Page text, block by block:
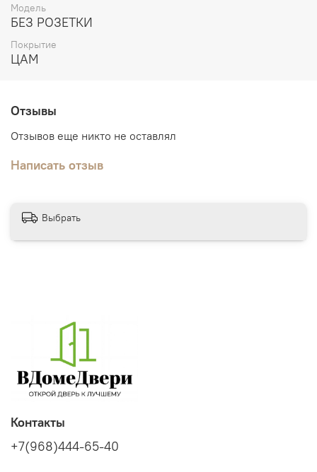
Модель
БЕЗ РОЗЕТКИ
Покрытие
ЦАМ
Отзывы
Отзывов еще никто не оставлял
Написать отзыв
Выбрать
Контакты
+7(968)444-65-40